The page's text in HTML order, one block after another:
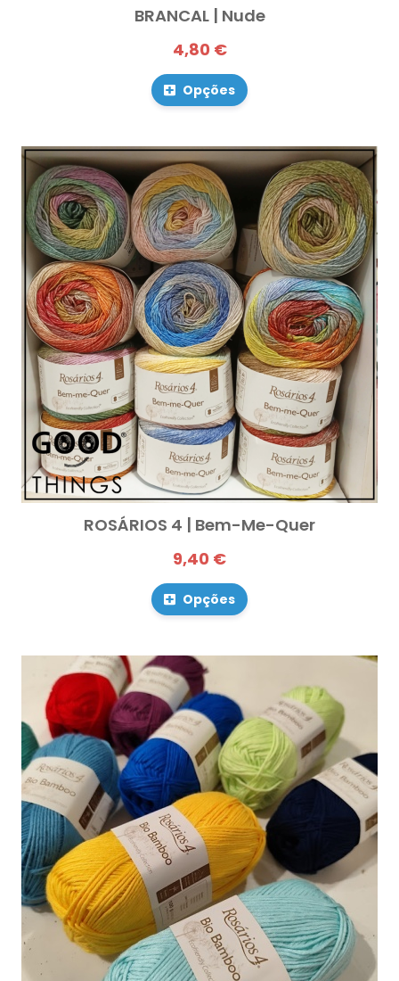
BRANCAL | Nude
4,80 €
Opções
ROSÁRIOS 4 | Bem-Me-Quer
9,40 €
Opções